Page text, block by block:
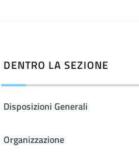
DENTRO LA SEZIONE
Disposizioni Generali
Organizzazione